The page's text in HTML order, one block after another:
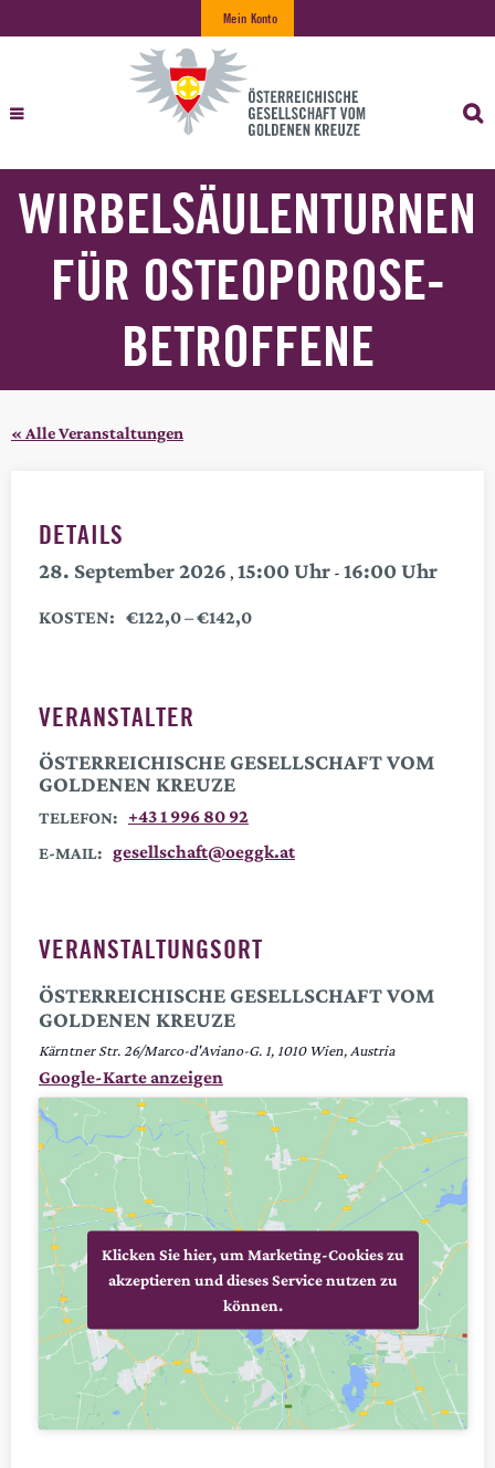
Mein Konto
WIRBELSÄULENTURNEN
FÜR OSTEOPOROSE-
BETROFFENE
« Alle Veranstaltungen
DETAILS
28. September 2026 , 15:00 - 16:00
KOSTEN: €122,0 – €142,0
VERANSTALTER
ÖSTERREICHISCHE GESELLSCHAFT VOM
GOLDENEN KREUZE
TELEFON: +43 1 996 80 92
E-MAIL: gesellschaft@oeggk.at
VERANSTALTUNGSORT
ÖSTERREICHISCHE GESELLSCHAFT VOM
GOLDENEN KREUZE
Kärntner Str. 26/Marco-d'Aviano-G. 1 1010 Wien, Austria
Google-Karte anzeigen
Klicken Sie hier, um Marketing-Cookies zu
akzeptieren und dieses Service nutzen zu
können.